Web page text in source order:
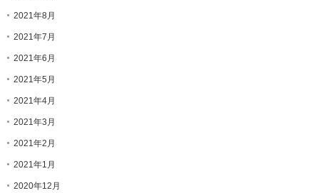
2021年8月
2021年7月
2021年6月
2021年5月
2021年4月
2021年3月
2021年2月
2021年1月
2020年12月